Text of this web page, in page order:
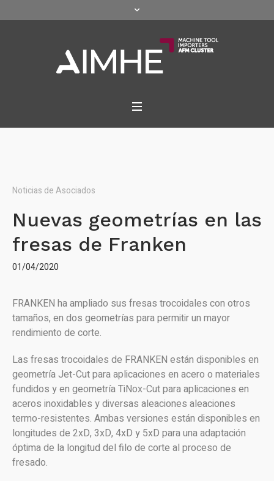
Noticias de Asociados
Nuevas geometrías en las
fresas de Franken
01/04/2020
FRANKEN ha ampliado sus fresas trocoidales con otros
tamaños, en dos geometrías para permitir un mayor
rendimiento de corte.
Las fresas trocoidales de FRANKEN están disponibles en
geometría Jet-Cut para aplicaciones en acero o materiales
fundidos y en geometría TiNox-Cut para aplicaciones en
aceros inoxidables y diversas aleaciones aleaciones
termo-resistentes. Ambas versiones están disponibles en
longitudes de 2xD, 3xD, 4xD y 5xD para una adaptación
óptima de la longitud del filo de corte al proceso de
fresado.